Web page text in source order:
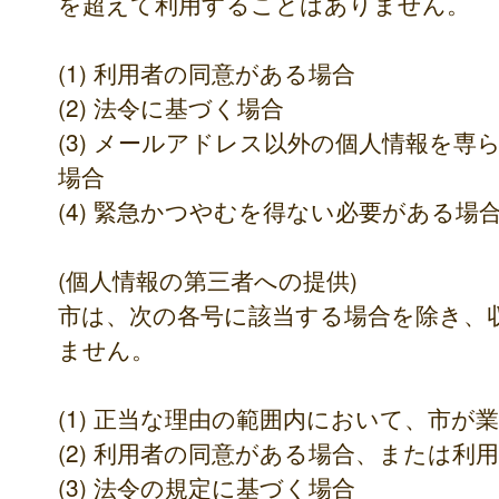
(1) 利用者の同意がある場合
(2) 法令に基づく場合
(3) メールアドレス以外の個人情報を専
場合
(4) 緊急かつやむを得ない必要がある場
(個人情報の第三者への提供)
市は、次の各号に該当する場合を除き
ません。
(1) 正当な理由の範囲内において、市が
(2) 利用者の同意がある場合、または利
(3) 法令の規定に基づく場合